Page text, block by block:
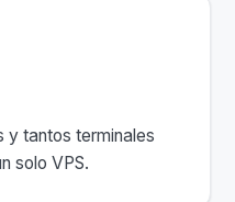
y tantos terminales
solo VPS.